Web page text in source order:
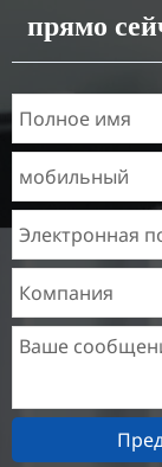
Толщина：
прямо